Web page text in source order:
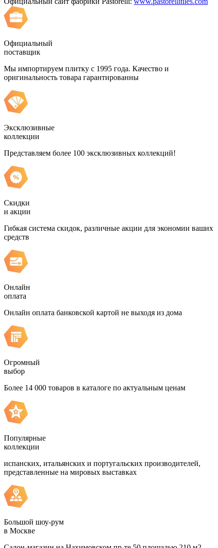
Официальный
поставщик
Мы импортируем плитку с 1995 года. Качество и
оригинальность товара гарантированны
Эксклюзивные
коллекции
Представляем более 100 эксклюзивных коллекций!
Скидки
и акции
Гибкая система скидок, различные акции для экономии ваших
средств
Онлайн
оплата
Онлайн оплата банковской картой не выходя из дома
Огромный
выбор
Более 14 000 товаров в каталоге по актуальным ценам
Популярные
коллекции
испанских, итальянских и португальских производителей,
представленные на мировых выставках
Большой шоу-рум
в Москве